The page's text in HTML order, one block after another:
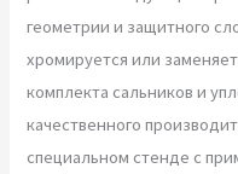
геометрии и защитного
хромируется или
комплекта сальников и
качественного
специальном стенде с